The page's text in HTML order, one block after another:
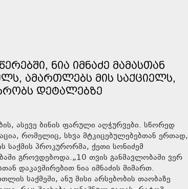
ᲜᲘᲐ ᲘᲛᲜᲐᲫᲔ ᲛᲐᲛᲐᲡᲗᲐᲜ
ᲐᲛᲐᲠᲗᲚᲔᲑᲡ ᲛᲘᲡ ᲡᲐᲥᲪᲘᲔᲚᲡ,
ᲓᲔᲢᲐᲚᲔᲑᲖᲔ
ასევე ბინის ფარული აღჭურვები. სწორედ
რომელიც, სხვა მტკიცებულებებთან ერთად,
საქმის პროკურორმა, ქეთი სონიძემ
გროვდებოდა.„10 თვის განმავლობაში ვერ
დაკავშირებით ნია იმნაძის მიმართ.
საქმეში, ანუ მისი არსებობის თაობაზე